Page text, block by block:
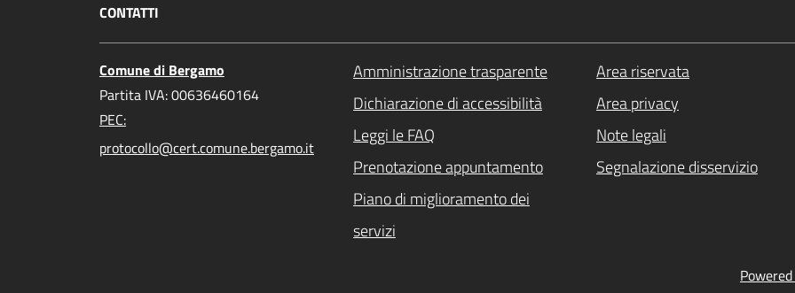
CONTATTI
Comune di Bergamo
Partita IVA: 00636460164
PEC:
protocollo@cert.comune.bergamo.it
Amministrazione trasparente
Area riservata
Dichiarazione di accessibilità
Area privacy
Leggi le FAQ
Note legali
Prenotazione appuntamento
Segnalazione disservizio
Piano di miglioramento dei
servizi